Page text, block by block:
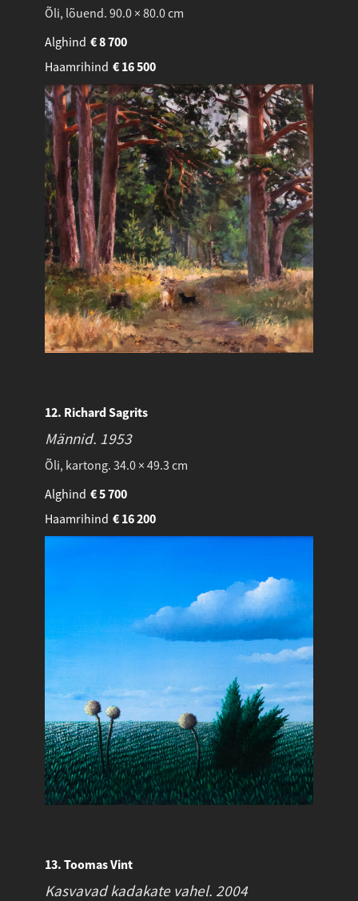
Õli, lõuend. 90.0 × 80.0 cm
Alghind
8 700
€
Haamrihind
16 500
€
12. Richard Sagrits
Männid. 1953
Õli, kartong. 34.0 × 49.3 cm
Alghind
5 700
€
Haamrihind
16 200
€
13. Toomas Vint
Kasvavad kadakate vahel. 2004